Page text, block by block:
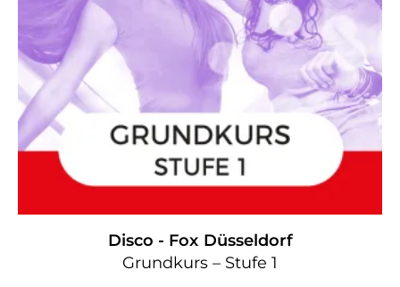
Disco - Fox Düsseldorf
Grundkurs – Stufe 1